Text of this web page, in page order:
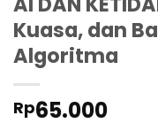
Kuasa, dan
Algoritma
Rp65.000